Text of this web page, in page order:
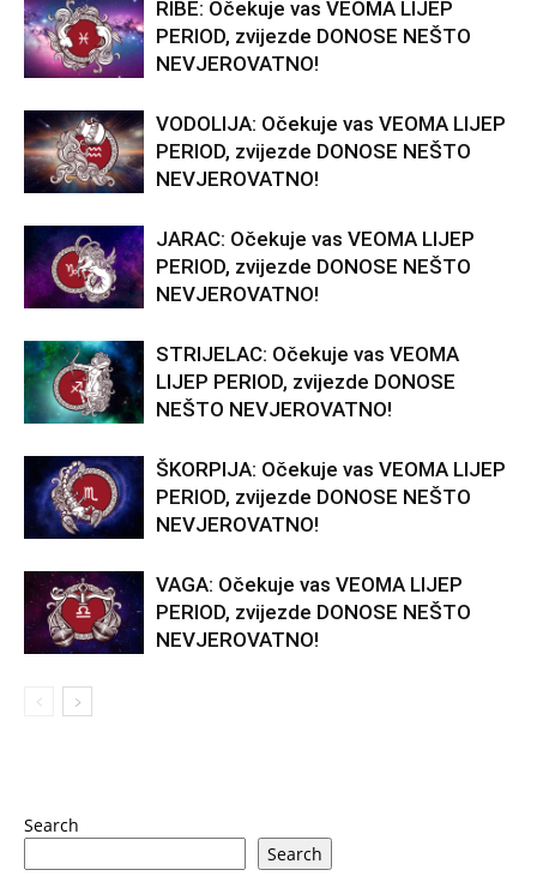
RIBE: Očekuje vas VEOMA LIJEP
PERIOD, zvijezde DONOSE NEŠTO
NEVJEROVATNO!
VODOLIJA: Očekuje vas VEOMA LIJEP
PERIOD, zvijezde DONOSE NEŠTO
NEVJEROVATNO!
JARAC: Očekuje vas VEOMA LIJEP
PERIOD, zvijezde DONOSE NEŠTO
NEVJEROVATNO!
STRIJELAC: Očekuje vas VEOMA
LIJEP PERIOD, zvijezde DONOSE
NEŠTO NEVJEROVATNO!
ŠKORPIJA: Očekuje vas VEOMA LIJEP
PERIOD, zvijezde DONOSE NEŠTO
NEVJEROVATNO!
VAGA: Očekuje vas VEOMA LIJEP
PERIOD, zvijezde DONOSE NEŠTO
NEVJEROVATNO!
Search
Search